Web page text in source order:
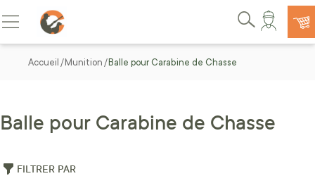
Allez au contenu
Basculer la navigation
Rechercher
Accueil Munition Balle pour Carabine de Chasse
Balle pour Carabine de Chasse
FILTRER PAR